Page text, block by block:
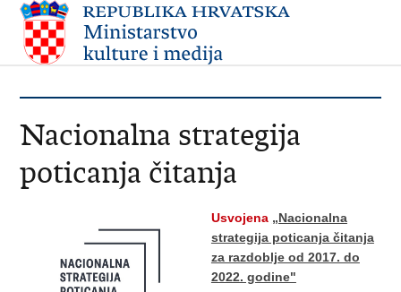
Nacionalna strategija
poticanja čitanja
Usvojena „Nacionalna
strategija poticanja čitanja
za razdoblje od 2017. do
2022. godine"